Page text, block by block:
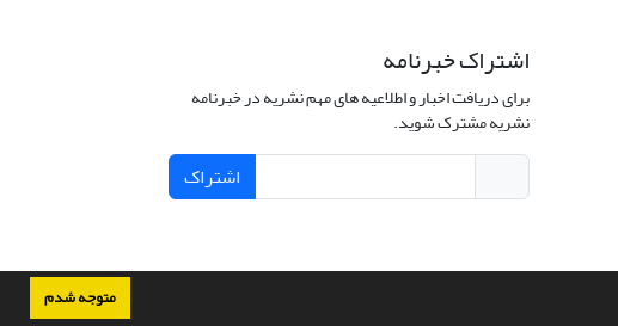
متوجه شدم
اشتراک خبرنامه
برای دریافت اخبار و اطلاعیه های مهم نشریه در خبرنامه
نشریه مشترک شوید.
اشتراک